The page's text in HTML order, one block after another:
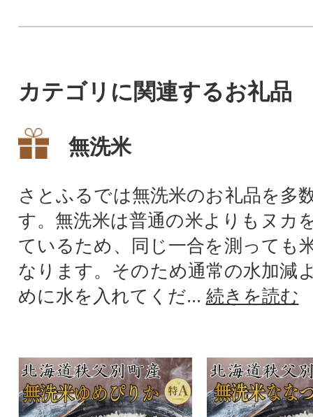
カテゴリに関連するお礼品
無洗米
さとふるでは無洗米のお礼品を多
す。無洗米は普通の米よりもヌカ
ているため、同じ一合を測っても
なります。そのため通常の水加減
めに水を入れてくだ... 続きを読む